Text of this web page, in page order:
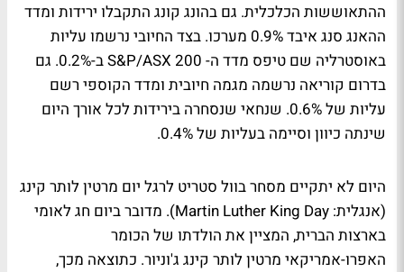
ההתאוששות הכלכלית. גם בהונג קונג התקבלו ירידות ומדד
ההאנג סנג איבד 0.9% מערכו. בצד החיובי נרשמו עליות
באוסטרליה שם טיפס מדד ה- S&P/ASX 200 ב-0.2%. גם
בדרום קוריאה נרשמה מגמה חיובית ומדד הקוספי רשם
עליות של 0.6%. שנחאי שנסחרה בירידות לכל אורך היום
שינתה כיוון וסיימה בעליות של 0.4%.
היום לא יתקיים מסחר בוול סטריט לרגל יום מרטין לותר קינג
(אנגלית: Martin Luther King Day). מדובר ביום חג לאומי
בארצות הברית, המציין את הולדתו של הכומר
האפרו-אמריקאי מרטין לותר קינג ג'וניור. כתוצאה מכך,